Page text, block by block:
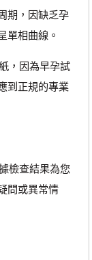
期，因缺乏孕
單相曲線。
，因為早孕試
到正規的專業
檢查結果為您
問或異常情